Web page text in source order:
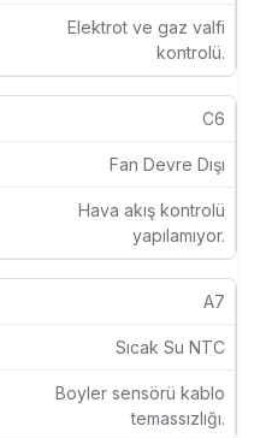
Elektrot ve gaz valfi
kontrolü.
C6
Fan Devre Dışı
Hava akış kontrolü
yapılamıyor.
A7
Sıcak Su NTC
Boyler sensörü kablo
temassızlığı.